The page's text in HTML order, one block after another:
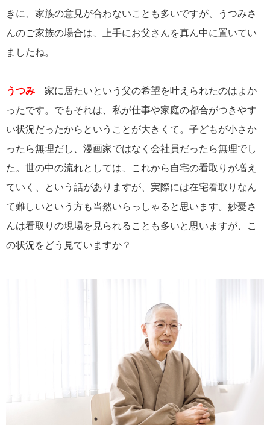
きに、家族の意見が合わないことも多いですが、うつみさ
んのご家族の場合は、上手にお父さんを真ん中に置いてい
ましたね。
うつみ 家に居たいという父の希望を叶えられたのはよか
ったです。でもそれは、私が仕事や家庭の都合がつきやす
い状況だったからということが大きくて。子どもが小さか
ったら無理だし、漫画家ではなく会社員だったら無理でし
た。世の中の流れとしては、これから自宅の看取りが増え
ていく、という話がありますが、実際には在宅看取りなん
て難しいという方も当然いらっしゃると思います。妙憂さ
んは看取りの現場を見られることも多いと思いますが、こ
の状況をどう見ていますか？